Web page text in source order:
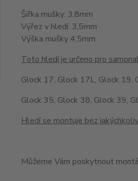
Šířka mušky: 3,8mm
Výřez v hledí: 3,5mm
Výška mušky 4,5mm
Toto hledí je určeno pro
Glock 17, Glock 17L, Glock 19,
Glock 35, Glock 38, Glock 39,
Hledí se montuje bez
Můžeme Vám poskytnout